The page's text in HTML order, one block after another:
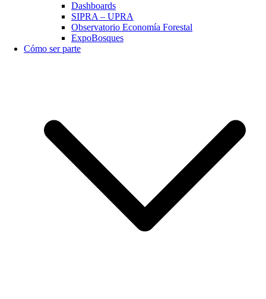
Dashboards
SIPRA – UPRA
Observatorio Economía Forestal
ExpoBosques
Cómo ser parte